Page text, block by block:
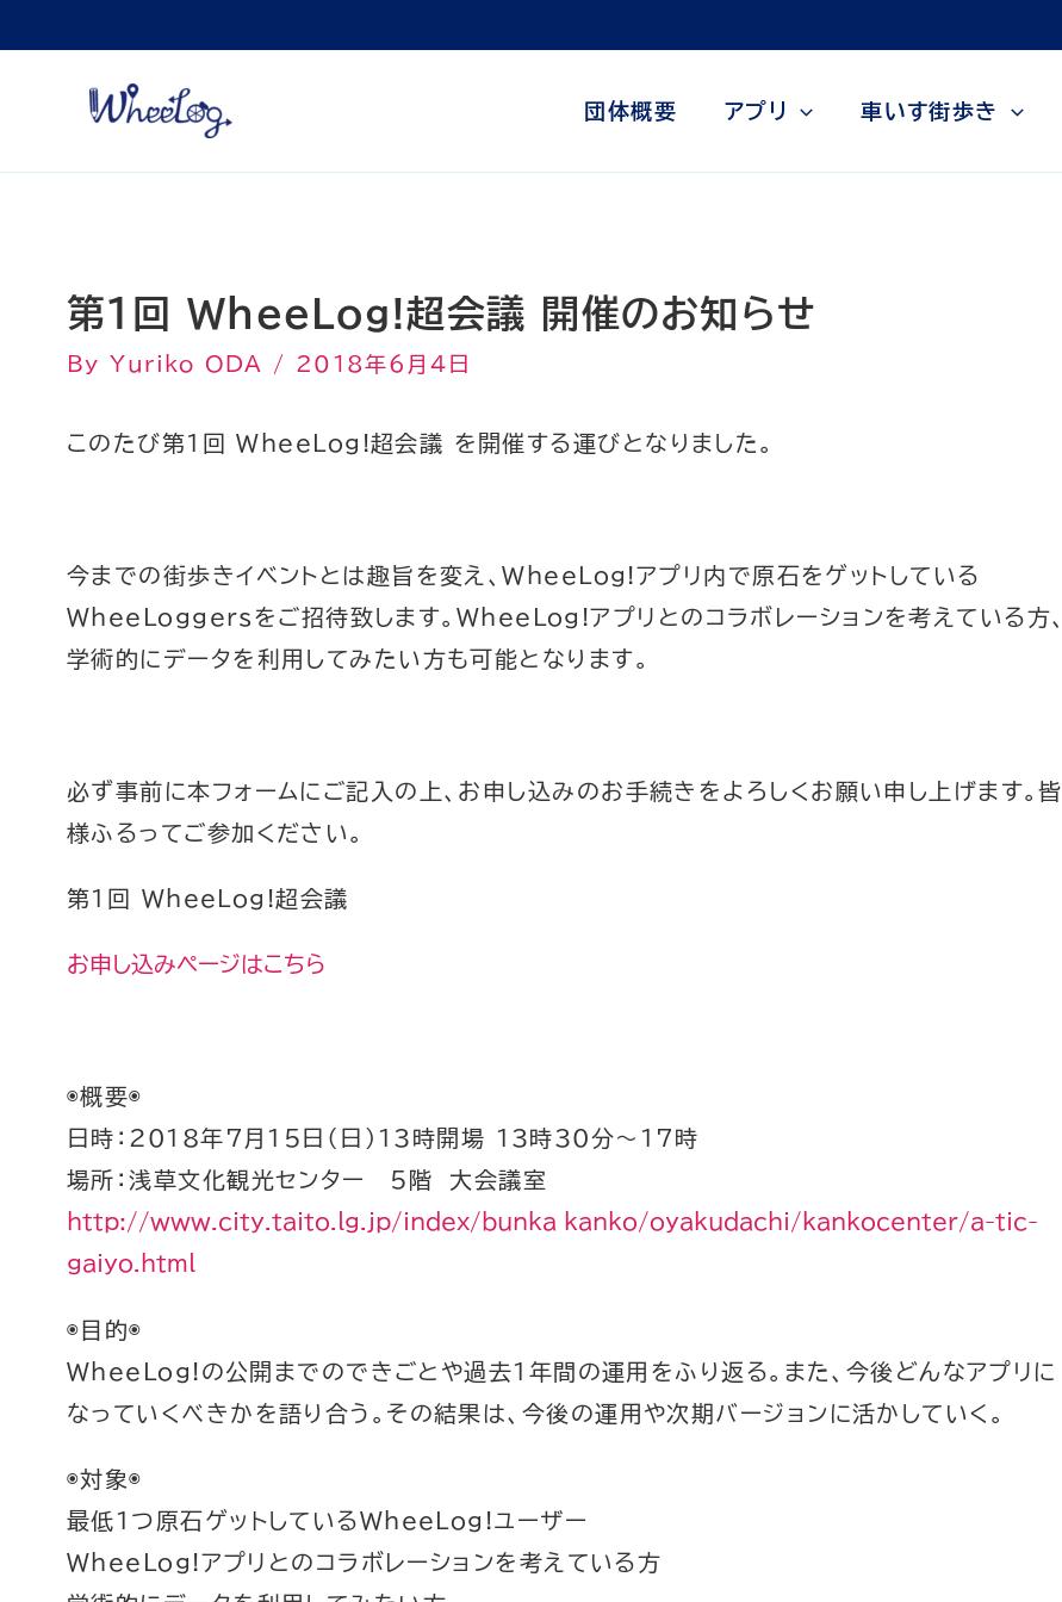
容
キ
団体概要 アプリ 車いす街歩き
第１回 WheeLog!超会議 開催のお知らせ
ByYuriko ODA / 2018年6月4日
このたび第１回 WheeLog!超会議 を開催する運びとなりました。
今までの街歩きイベントとは趣旨を変え、WheeLog!アプリ内で原石をゲットしている
WheeLoggersをご招待致します。WheeLog!アプリとのコラボレーションを考えている方、
学術的にデータを利用してみたい方も可能となります。
必ず事前に本フォームにご記入の上、お申し込みのお手続きをよろしくお願い申し上げます。皆
様ふるってご参加ください。
第１回 WheeLog!超会議
お申し込みページはこちら
◉概要◉
日時：2018年7月15日（日）13時開場 13時30分～17時
場所：浅草文化観光センター 5階 大会議室
http://www.city.taito.lg.jp/index/bunka_kanko/oyakudachi/kankocenter/a-tic-
gaiyo.html
◉目的◉
WheeLog!の公開までのできごとや過去１年間の運用をふり返る。また、今後どんなアプリに
なっていくべきかを語り合う。その結果は、今後の運用や次期バージョンに活かしていく。
◉対象◉
最低1つ原石ゲットしているWheeLog!ユーザー
WheeLog!アプリとのコラボレーションを考えている方